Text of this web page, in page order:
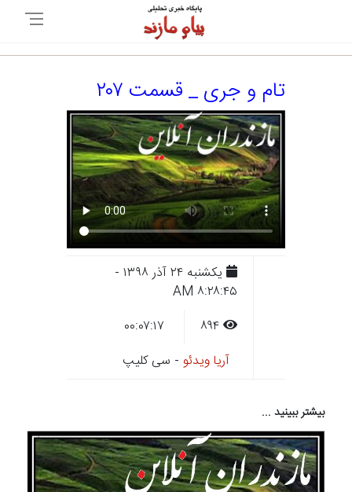
تام و جری _ قسمت ۲۰۷
يکشنبه ۲۴ آذر ۱۳۹۸ -
۸:۲۸:۴۵ AM
آریا ویدئو - سی کلیپ
بیشتر ببینید ...